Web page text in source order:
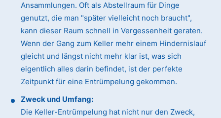
Ansammlungen. Oft als Abstellraum für Dinge
genutzt, die man "später vielleicht noch braucht",
kann dieser Raum schnell in Vergessenheit geraten.
Wenn der Gang zum Keller mehr einem Hindernislauf
gleicht und längst nicht mehr klar ist, was sich
eigentlich alles darin befindet, ist der perfekte
Zeitpunkt für eine Entrümpelung gekommen.
Zweck und Umfang:
Die Keller-Entrümpelung hat nicht nur den Zweck,